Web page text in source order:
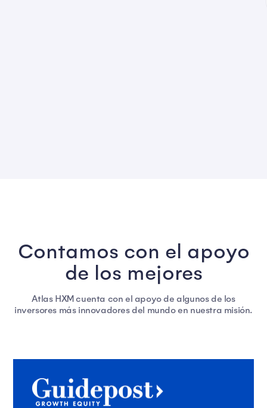
Contamos con el apoyo
de los mejores
Atlas HXM cuenta con el apoyo de algunos de los
inversores más innovadores del mundo en nuestra misión.